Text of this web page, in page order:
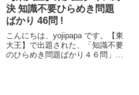
決 知識不要ひらめき問題
ばかり 46問 !
こんにちは、yojipapa です。【東
大王】で出題された、「知識不要
のひらめき問題ばかり４６問」を